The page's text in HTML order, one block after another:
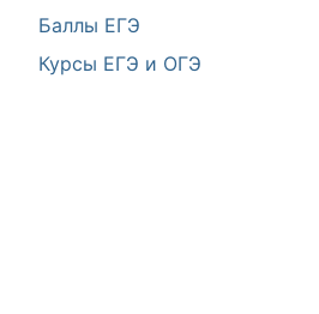
Баллы ЕГЭ
Курсы ЕГЭ и ОГЭ